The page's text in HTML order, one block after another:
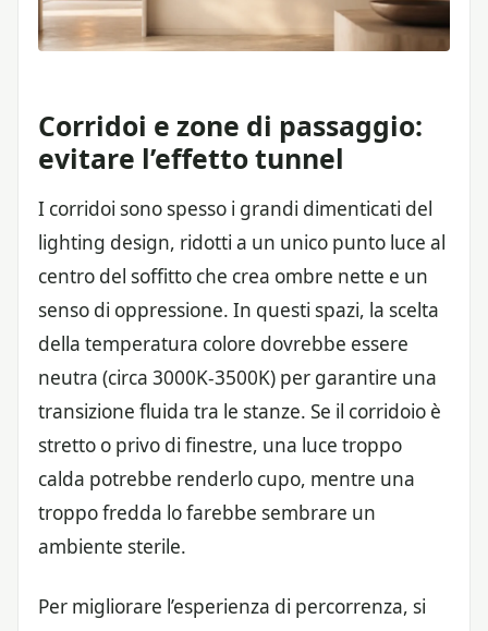
Corridoi e zone di passaggio:
evitare l’effetto tunnel
I corridoi sono spesso i grandi dimenticati del
lighting design, ridotti a un unico punto luce al
centro del soffitto che crea ombre nette e un
senso di oppressione. In questi spazi, la scelta
della temperatura colore dovrebbe essere
neutra (circa 3000K-3500K) per garantire una
transizione fluida tra le stanze. Se il corridoio è
stretto o privo di finestre, una luce troppo
calda potrebbe renderlo cupo, mentre una
troppo fredda lo farebbe sembrare un
ambiente sterile.
Per migliorare l’esperienza di percorrenza, si